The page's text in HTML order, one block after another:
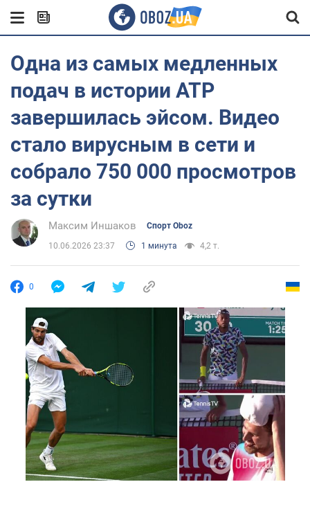
Одна из самых медленных
подач в истории ATP
завершилась эйсом. Видео
стало вирусным в сети и
собрало 750 000 просмотров
за сутки
Максим Иншаков Спорт Oboz
10.06.2026 23:37 1 минута 4,2 т.
0